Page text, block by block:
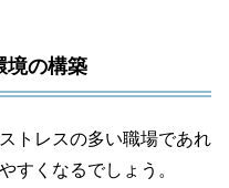
境の構築
トレスの多い職場であれ
すくなるでしょう。